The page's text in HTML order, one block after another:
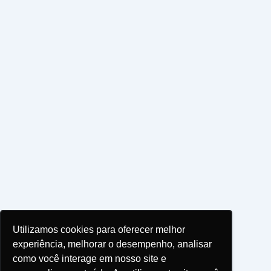
Utilizamos cookies para oferecer melhor
experiência, melhorar o desempenho, analisar
como você interage em nosso site e